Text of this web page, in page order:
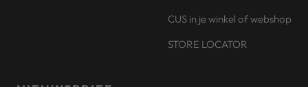
CUS in je winkel of webshop
STORE LOCATOR